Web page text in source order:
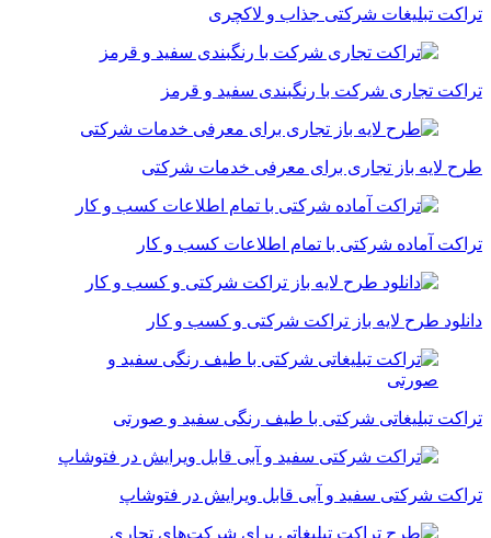
تراکت تبلیغات شرکتی جذاب و لاکچری
تراکت تجاری شرکت با رنگبندی سفید و قرمز
طرح لایه باز تجاری برای معرفی خدمات شرکتی
تراکت آماده شرکتی با تمام اطلاعات کسب و کار
دانلود طرح لایه باز تراکت شرکتی و کسب و کار
تراکت تبلیغاتی شرکتی با طیف رنگی سفید و صورتی
تراکت شرکتی سفید و آبی قابل ویرایش در فتوشاپ